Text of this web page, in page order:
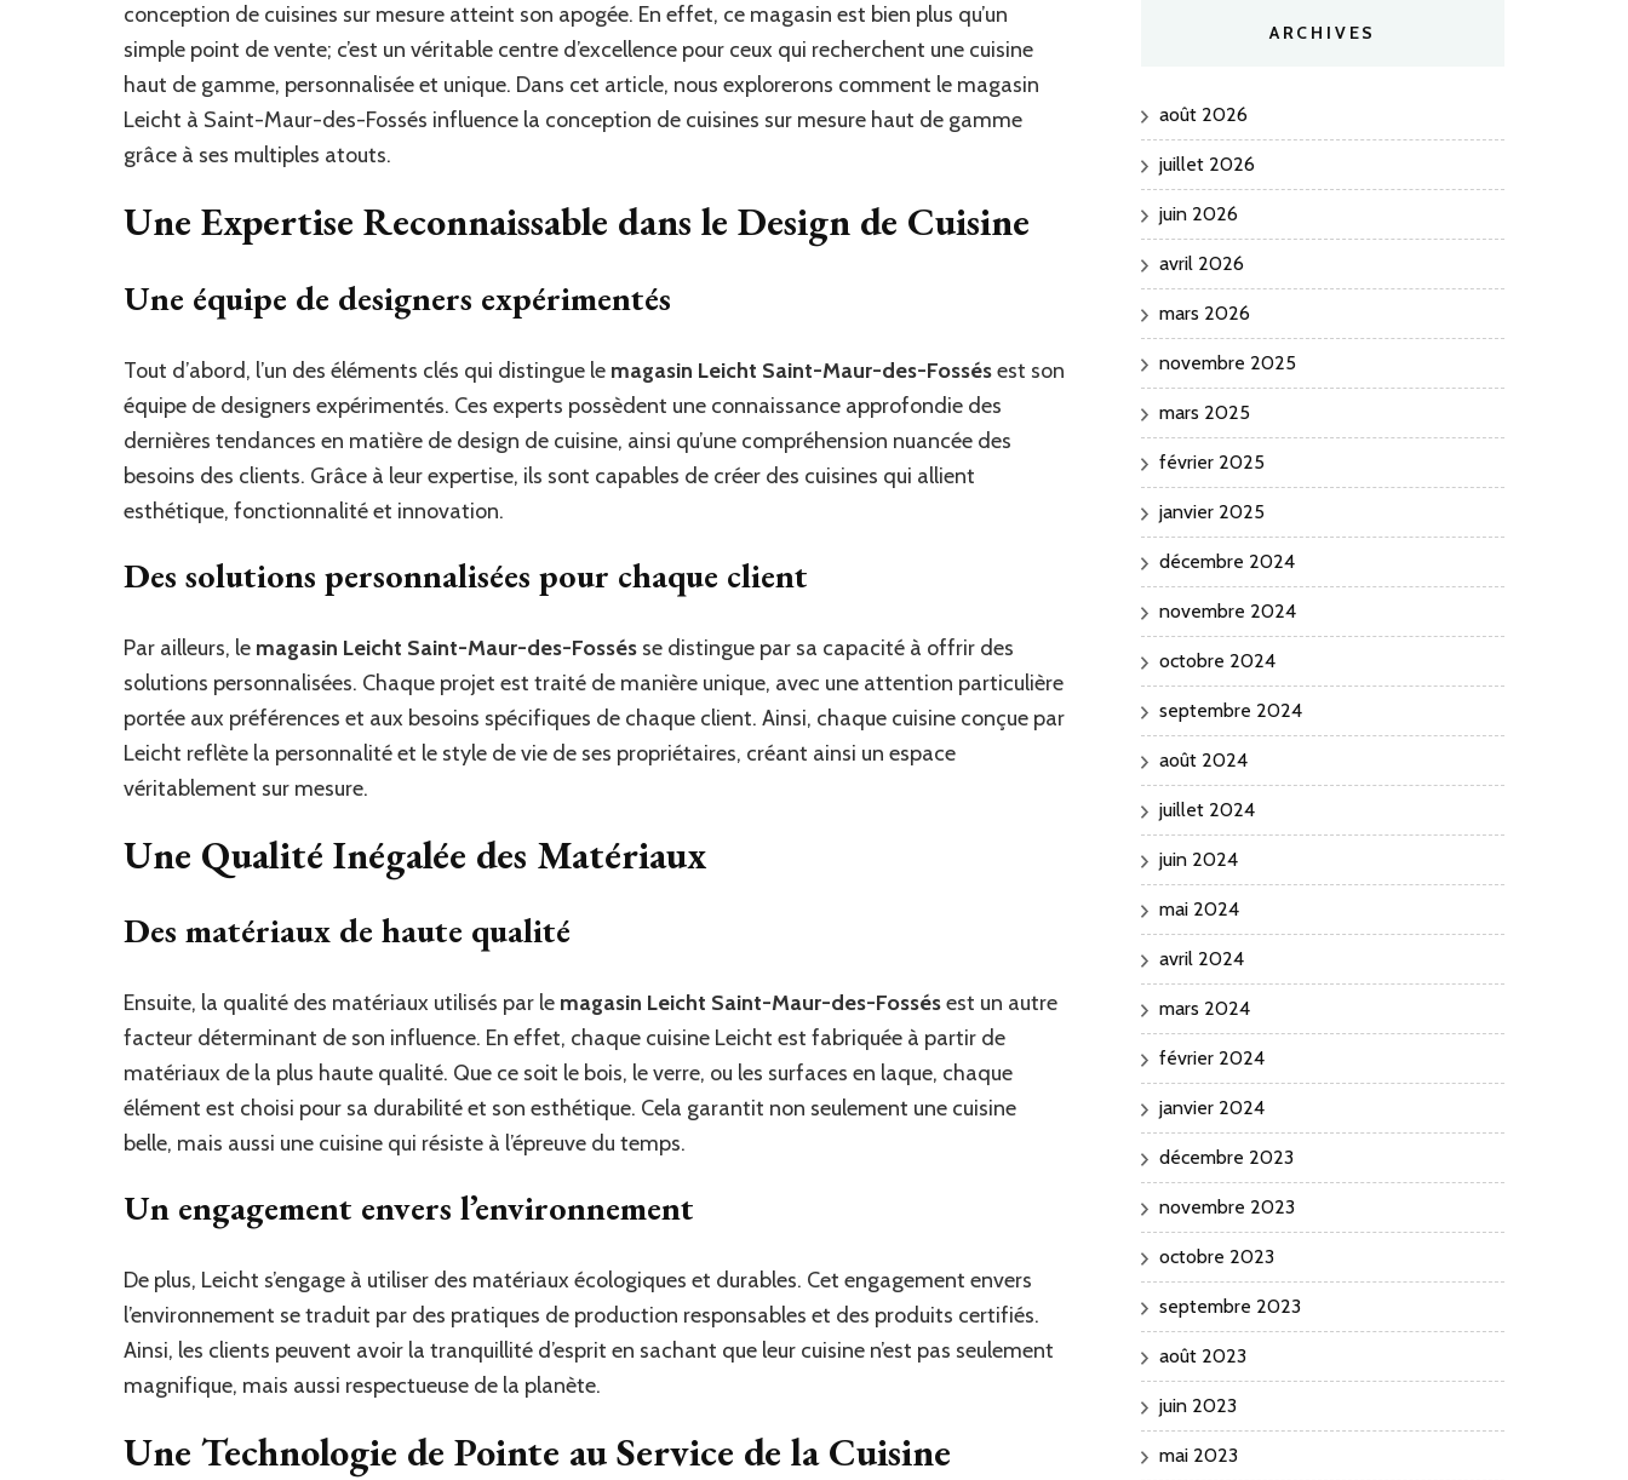
conception de cuisines sur mesure atteint son apogée. En effet, ce magasin est bien plus qu’un
simple point de vente; c’est un véritable centre d’excellence pour ceux qui recherchent une cuisine
haut de gamme, personnalisée et unique. Dans cet article, nous explorerons comment le magasin
Leicht à Saint-Maur-des-Fossés influence la conception de cuisines sur mesure haut de gamme
grâce à ses multiples atouts.
Une Expertise Reconnaissable dans le Design de Cuisine
Une équipe de designers expérimentés
Tout d’abord, l’un des éléments clés qui distingue le magasin Leicht Saint-Maur-des-Fossésest son
équipe de designers expérimentés. Ces experts possèdent une connaissance approfondie des
dernières tendances en matière de design de cuisine, ainsi qu’une compréhension nuancée des
besoins des clients. Grâce à leur expertise, ils sont capables de créer des cuisines qui allient
esthétique, fonctionnalité et innovation.
Des solutions personnalisées pour chaque client
Par ailleurs, le magasin Leicht Saint-Maur-des-Fossés se distingue par sa capacité à offrir des
solutions personnalisées. Chaque projet est traité de manière unique, avec une attention particulière
portée aux préférences et aux besoins spécifiques de chaque client. Ainsi, chaque cuisine conçue par
Leicht reflète la personnalité et le style de vie de ses propriétaires, créant ainsi un espace
véritablement sur mesure.
Une Qualité Inégalée des Matériaux
Des matériaux de haute qualité
Ensuite, la qualité des matériaux utilisés par le magasin Leicht Saint-Maur-des-Fossésest un autre
facteur déterminant de son influence. En effet, chaque cuisine Leicht est fabriquée à partir de
matériaux de la plus haute qualité. Que ce soit le bois, le verre, ou les surfaces en laque, chaque
élément est choisi pour sa durabilité et son esthétique. Cela garantit non seulement une cuisine
belle, mais aussi une cuisine qui résiste à l’épreuve du temps.
Un engagement envers l’environnement
De plus, Leicht s’engage à utiliser des matériaux écologiques et durables. Cet engagement envers
l’environnement se traduit par des pratiques de production responsables et des produits certifiés.
Ainsi, les clients peuvent avoir la tranquillité d’esprit en sachant que leur cuisine n’est pas seulement
magnifique, mais aussi respectueuse de la planète.
Une Technologie de Pointe au Service de la Cuisine
ARCHIVES
août 2026
juillet 2026
juin 2026
avril 2026
mars 2026
novembre 2025
mars 2025
février 2025
janvier 2025
décembre 2024
novembre 2024
octobre 2024
septembre 2024
août 2024
juillet 2024
juin 2024
mai 2024
avril 2024
mars 2024
février 2024
janvier 2024
décembre 2023
novembre 2023
octobre 2023
septembre 2023
août 2023
juin 2023
mai 2023